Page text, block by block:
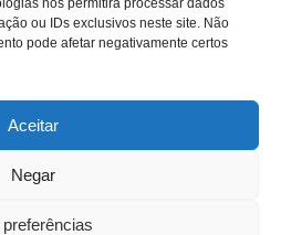
nos permitirá processar dados
ou IDs exclusivos neste site. Não
pode afetar negativamente certos
Aceitar
Negar
preferências